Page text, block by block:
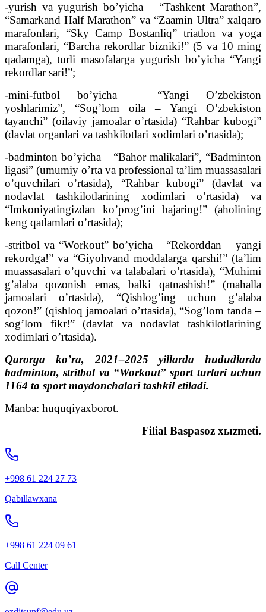
-yurish va yugurish bo’yicha – “Tashkent Marathon”,
“Samarkand Half Marathon” va “Zaamin Ultra” xalqaro
marafonlari, “Sky Camp Bostanliq” triatlon va yoga
marafonlari, “Barcha rekordlar bizniki!” (5 va 10 ming
qadamga), turli masofalarga yugurish bo’yicha “Yangi
rekordlar sari!”;
-mini-futbol bo’yicha – “Yangi O’zbekiston
yoshlarimiz”, “Sog’lom oila – Yangi O’zbekiston
tayanchi” (oilaviy jamoalar o’rtasida) “Rahbar kubogi”
(davlat organlari va tashkilotlari xodimlari o’rtasida);
-badminton bo’yicha – “Bahor malikalari”, “Badminton
ligasi” (umumiy o’rta va professional ta’lim muassasalari
o’quvchilari o’rtasida), “Rahbar kubogi” (davlat va
nodavlat tashkilotlarining xodimlari o’rtasida) va
“Imkoniyatingizdan ko’prog’ini bajaring!” (aholining
keng qatlamlari o’rtasida);
-stritbol va “Workout” bo’yicha – “Rekorddan – yangi
rekordga!” va “Giyohvand moddalarga qarshi!” (ta’lim
muassasalari o’quvchi va talabalari o’rtasida), “Muhimi
g’alaba qozonish emas, balki qatnashish!” (mahalla
jamoalari o’rtasida), “Qishlog’ing uchun g’alaba
qozon!” (qishloq jamoalari o’rtasida), “Sog’lom tanda –
sog’lom fikr!” (davlat va nodavlat tashkilotlarining
xodimlari o’rtasida).
Qarorga ko’ra, 2021–2025 yillarda hududlarda
badminton, stritbol va “Workout” sport turlari uchun
1164 ta sport maydonchalari tashkil etiladi.
Manba: huquqiyaxborot.
Filial Baspasөz xыzmeti.
+998 61 224 27 73
Qabıllawxana
+998 61 224 09 61
Call Center